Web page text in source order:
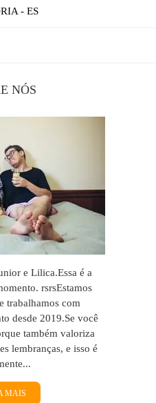
- ES
NÓS
e Lilica.Essa é a
rsrsEstamos
trabalhamos com
desde 2019.Se você
também valoriza
lembranças, e isso é
MAIS